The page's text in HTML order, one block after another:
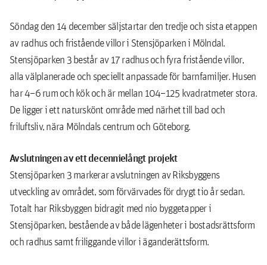
Söndag den 14 december säljstartar den tredje och sista etappen
av radhus och fristående villor i Stensjöparken i Mölndal.
Stensjöparken 3 består av 17 radhus och fyra fristående villor,
alla välplanerade och speciellt anpassade för barnfamiljer. Husen
har 4–6 rum och kök och är mellan 104–125 kvadratmeter stora.
De ligger i ett naturskönt område med närhet till bad och
friluftsliv, nära Mölndals centrum och Göteborg.
Avslutningen av ett decennielångt projekt
Stensjöparken 3 markerar avslutningen av Riksbyggens
utveckling av området, som förvärvades för drygt tio år sedan.
Totalt har Riksbyggen bidragit med nio byggetapper i
Stensjöparken, bestående av både lägenheter i bostadsrättsform
och radhus samt friliggande villor i äganderättsform.